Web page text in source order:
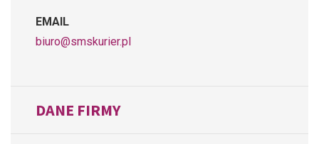
EMAIL
biuro@smskurier.pl
DANE FIRMY